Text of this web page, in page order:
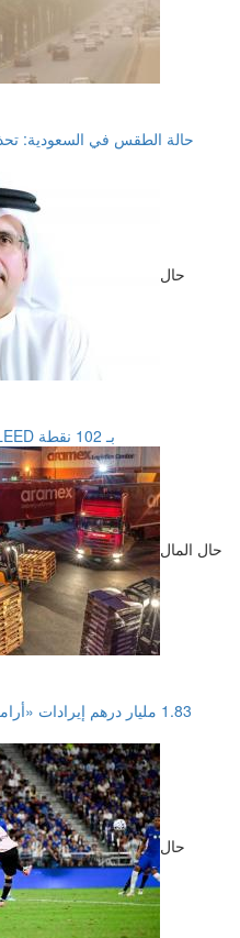
حالة الطقس في السعودية:
حال
«الشراع» يحصل على بلاتينية LEED بـ 102 نقطة
حال المال
حال